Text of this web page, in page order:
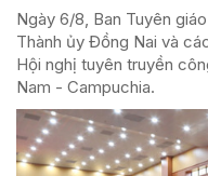
Ngày 6/8, Ban Tuyên
Thành ủy Đồng Nai và
Hội nghị tuyên truyền
Nam - Campuchia.